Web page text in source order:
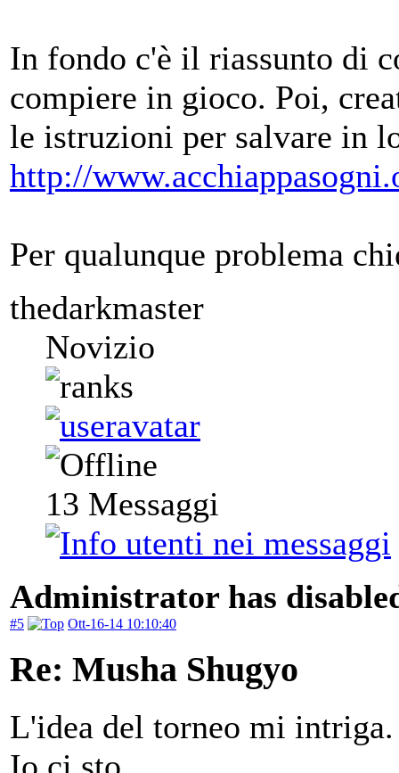
In fondo c'è il riassunto di
compiere in gioco. Poi,
le istruzioni per salvare in
http://
Per qualunque problema
thedarkmaster
Novizio
13 Messaggi
Administrator has
#5 Ott-16-14 10:10:40
Re: Musha Shugyo
L'idea del torneo mi intriga.